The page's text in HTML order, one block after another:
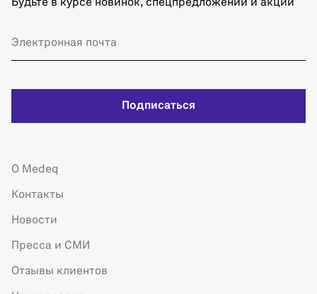
Будьте в курсе новинок, спецпредложений и акций
Подписаться
О Medeq
Контакты
Новости
Пресса и СМИ
Отзывы клиентов